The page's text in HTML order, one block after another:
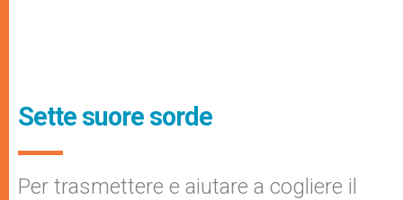
Sette suore sorde
Per trasmettere e aiutare a cogliere il